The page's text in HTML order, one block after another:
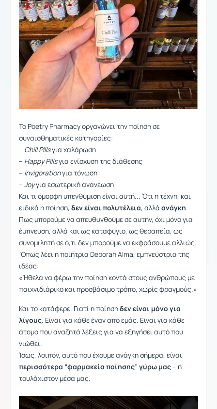
Το Poetry Pharmacy οργανώνει την ποίηση σε
συναισθηματικές κατηγορίες:
– Chill Pillsγια χαλάρωση
– Happy Pillsγια ενίσχυση της διάθεσης
– Invigorationγια τόνωση
– Joyγια εσωτερική ανανέωση
Και τι όμορφη υπενθύμιση είναι αυτή... Ότι η τέχνη, και
ειδικά η ποίηση, δεν είναι πολυτέλεια, αλλά ανάγκη.
Πως μπορούμε να απευθυνθούμε σε αυτήν, όχι μόνο για
έμπνευση, αλλά και ως καταφύγιο, ως θεραπεία, ως
συνομιλητή σε ό,τι δεν μπορούμε να εκφράσουμε αλλιώς.
Όπως λέει η ποιήτρια Deborah Alma, εμπνεύστρια της
ιδέας:
«Ήθελα να φέρω την ποίηση κοντά στους ανθρώπους με
παιχνιδιάρικο και προσβάσιμο τρόπο, χωρίς φραγμούς.»
Και το κατάφερε. Γιατί η ποίησηδεν είναι μόνο για
λίγους. Είναι για κάθε έναν από εμάς. Είναι για κάθε
άτομο που αναζητά λέξεις για να εξηγήσει αυτό που
νιώθει.
Ίσως, λοιπόν, αυτό που έχουμε ανάγκη σήμερα, είναι
περισσότερα “φαρμακεία ποίησης” γύρω μας– ή
τουλάχιστον μέσα μας.